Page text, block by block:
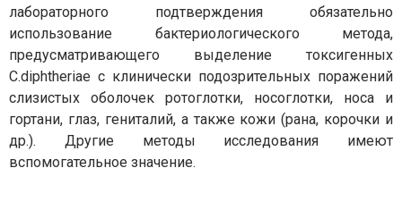
лабораторного подтверждения обязательно
использование бактериологического метода,
предусматривающего выделение токсигенных
C.diphtheriae с клинически подозрительных поражений
слизистых оболочек ротоглотки, носоглотки, носа и
гортани, глаз, гениталий, а также кожи (рана, корочки и
др.). Другие методы исследования имеют
вспомогательное значение.